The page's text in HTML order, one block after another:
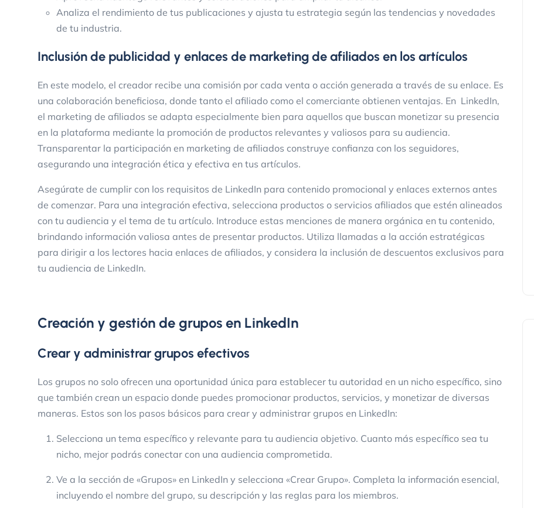
Analiza el rendimiento de tus publicaciones y ajusta tu estrategia según las tendencias y novedades
de tu industria.
Inclusión de publicidad y enlaces de marketing de afiliados en los artículos
En este modelo, el creador recibe una comisión por cada venta o acción generada a través de su enlace. Es
una colaboración beneficiosa, donde tanto el afiliado como el comerciante obtienen ventajas. En LinkedIn,
el marketing de afiliados se adapta especialmente bien para aquellos que buscan monetizar su presencia
en la plataforma mediante la promoción de productos relevantes y valiosos para su audiencia.
Transparentar la participación en marketing de afiliados construye confianza con los seguidores,
asegurando una integración ética y efectiva en tus artículos.
Asegúrate de cumplir con los requisitos de LinkedIn para contenido promocional y enlaces externos antes
de comenzar. Para una integración efectiva, selecciona productos o servicios afiliados que estén alineados
con tu audiencia y el tema de tu artículo. Introduce estas menciones de manera orgánica en tu contenido,
brindando información valiosa antes de presentar productos. Utiliza llamadas a la acción estratégicas
para dirigir a los lectores hacia enlaces de afiliados, y considera la inclusión de descuentos exclusivos para
tu audiencia de LinkedIn.
Creación y gestión de grupos en LinkedIn
Crear y administrar grupos efectivos
Los grupos no solo ofrecen una oportunidad única para establecer tu autoridad en un nicho específico, sino
que también crean un espacio donde puedes promocionar productos, servicios, y monetizar de diversas
maneras. Estos son los pasos básicos para crear y administrar grupos en LinkedIn:
Selecciona un tema específico y relevante para tu audiencia objetivo. Cuanto más específico sea tu
nicho, mejor podrás conectar con una audiencia comprometida.
Ve a la sección de «Grupos» en LinkedIn y selecciona «Crear Grupo». Completa la información esencial,
incluyendo el nombre del grupo, su descripción y las reglas para los miembros.
3 Maneras de Reactivar Clientes que No
Compraron Usando SMS y Promociones
ClickPanda 13 noviembre 2025